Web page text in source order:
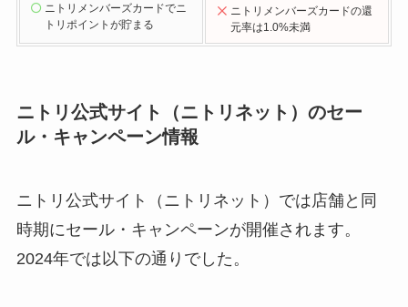
ニトリメンバーズカードでニ
トリポイントが貯まる
ニトリメンバーズカードの還
元率は1.0%未満
ニトリ公式サイト（ニトリネット）のセー
ル・キャンペーン情報
ニトリ公式サイト（ニトリネット）では店舗と同
時期にセール・キャンペーンが開催されます。
2024年では以下の通りでした。